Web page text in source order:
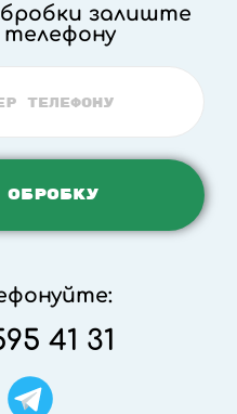
залиште
телефону
41 31